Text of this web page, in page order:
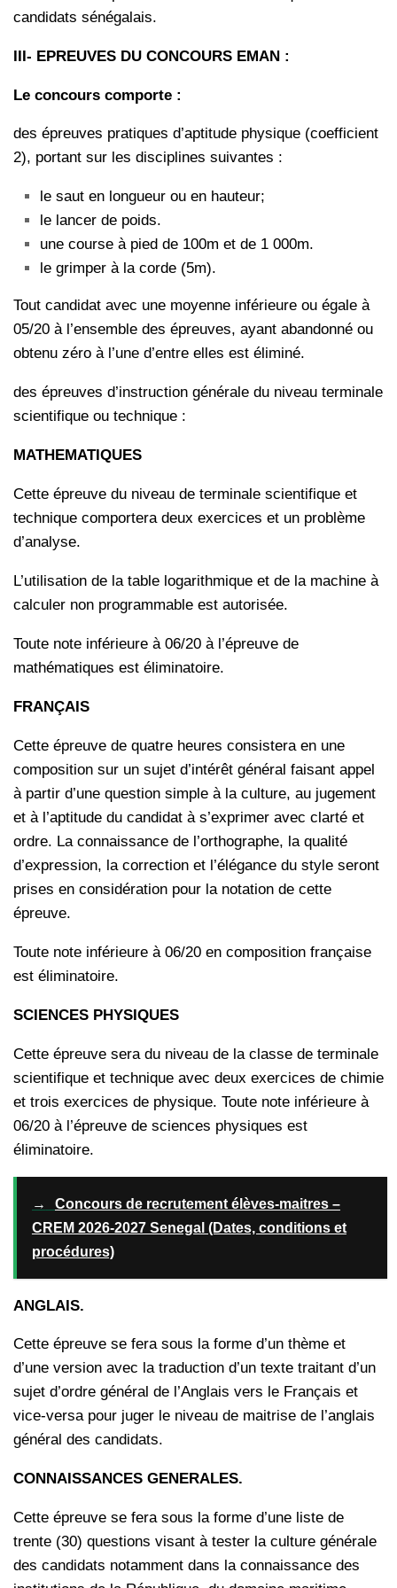
candidats sénégalais.
III- EPREUVES DU CONCOURS EMAN :
Le concours comporte :
des épreuves pratiques d’aptitude physique (coefficient
2), portant sur les disciplines suivantes :
le saut en longueur ou en hauteur;
le lancer de poids.
une course à pied de 100m et de 1 000m.
le grimper à la corde (5m).
Tout candidat avec une moyenne inférieure ou égale à
05/20 à l’ensemble des épreuves, ayant abandonné ou
obtenu zéro à l’une d’entre elles est éliminé.
des épreuves d’instruction générale du niveau terminale
scientifique ou technique :
MATHEMATIQUES
Cette épreuve du niveau de terminale scientifique et
technique comportera deux exercices et un problème
d’analyse.
L’utilisation de la table logarithmique et de la machine à
calculer non programmable est autorisée.
Toute note inférieure à 06/20 à l’épreuve de
mathématiques est éliminatoire.
FRANÇAIS
Cette épreuve de quatre heures consistera en une
composition sur un sujet d’intérêt général faisant appel
à partir d’une question simple à la culture, au jugement
et à l’aptitude du candidat à s’exprimer avec clarté et
ordre. La connaissance de l’orthographe, la qualité
d’expression, la correction et l’élégance du style seront
prises en considération pour la notation de cette
épreuve.
Toute note inférieure à 06/20 en composition française
est éliminatoire.
SCIENCES PHYSIQUES
Cette épreuve sera du niveau de la classe de terminale
scientifique et technique avec deux exercices de chimie
et trois exercices de physique. Toute note inférieure à
06/20 à l’épreuve de sciences physiques est
éliminatoire.
→
Concours de recrutement élèves-maitres –
CREM 2026-2027 Senegal (Dates, conditions et
procédures)
ANGLAIS.
Cette épreuve se fera sous la forme d’un thème et
d’une version avec la traduction d’un texte traitant d’un
sujet d’ordre général de l’Anglais vers le Français et
vice-versa pour juger le niveau de maitrise de l’anglais
général des candidats.
CONNAISSANCES GENERALES.
Cette épreuve se fera sous la forme d’une liste de
trente (30) questions visant à tester la culture générale
des candidats notamment dans la connaissance des